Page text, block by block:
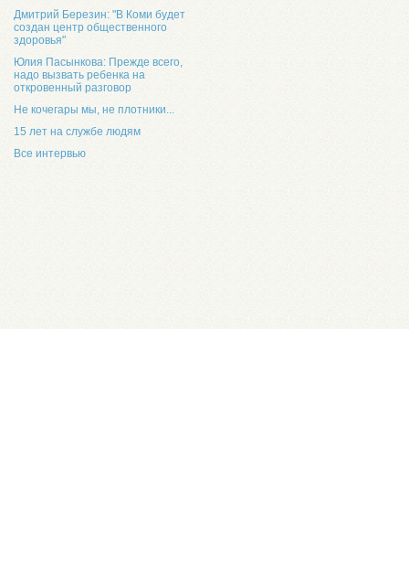
Дмитрий Березин: "В Коми будет
создан центр общественного
здоровья"
Юлия Пасынкова: Прежде всего,
надо вызвать ребенка на
откровенный разговор
Не кочегары мы, не плотники...
15 лет на службе людям
Все интервью